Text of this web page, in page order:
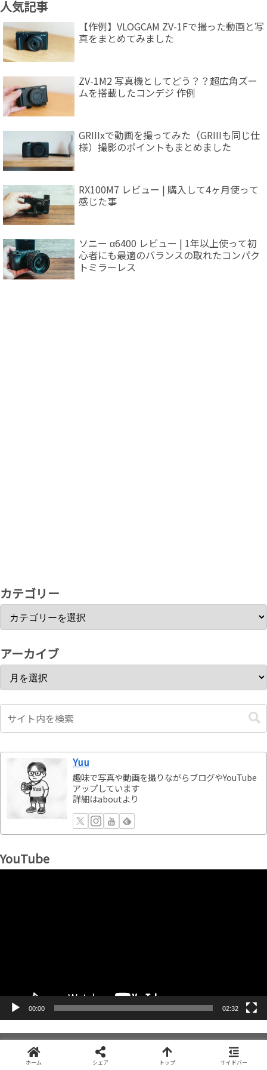
人気記事
【作例】VLOGCAM ZV-1Fで撮った動画と写
真をまとめてみました
ZV-1M2 写真機としてどう？？超広角ズー
ムを搭載したコンデジ 作例
GRIIIxで動画を撮ってみた（GRIIIも同じ仕
様）撮影のポイントもまとめました
RX100M7 レビュー | 購入して4ヶ月使って
感じた事
ソニー α6400 レビュー | 1年以上使って初
心者にも最適のバランスの取れたコンパク
トミラーレス
カテゴリー
アーカイブ
Yuu
趣味で写真や動画を撮りながらブログやYouTube
アップしています
詳細はaboutより
YouTube
00:00 02:32
▶︎ 検索（例：α6400など・・）
ホーム シェア トップ サイドバー